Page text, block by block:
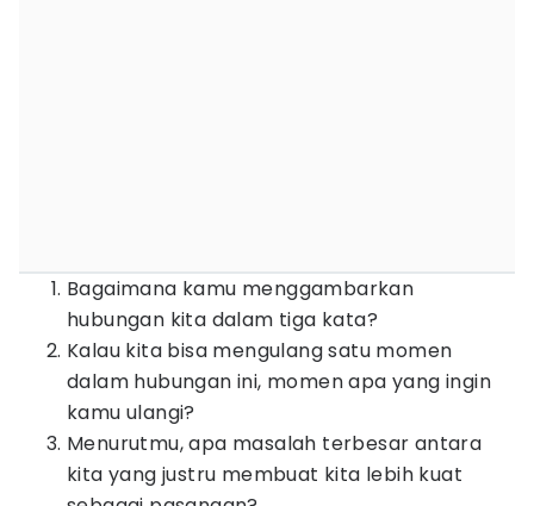
Bagaimana kamu menggambarkan
hubungan kita dalam tiga kata?
Kalau kita bisa mengulang satu momen
dalam hubungan ini, momen apa yang ingin
kamu ulangi?
Menurutmu, apa masalah terbesar antara
kita yang justru membuat kita lebih kuat